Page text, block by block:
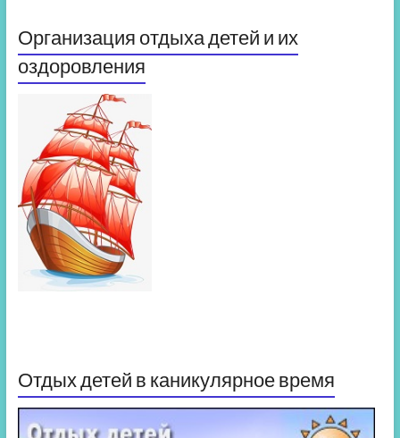
Организация отдыха детей и их
оздоровления
Отдых детей в каникулярное время